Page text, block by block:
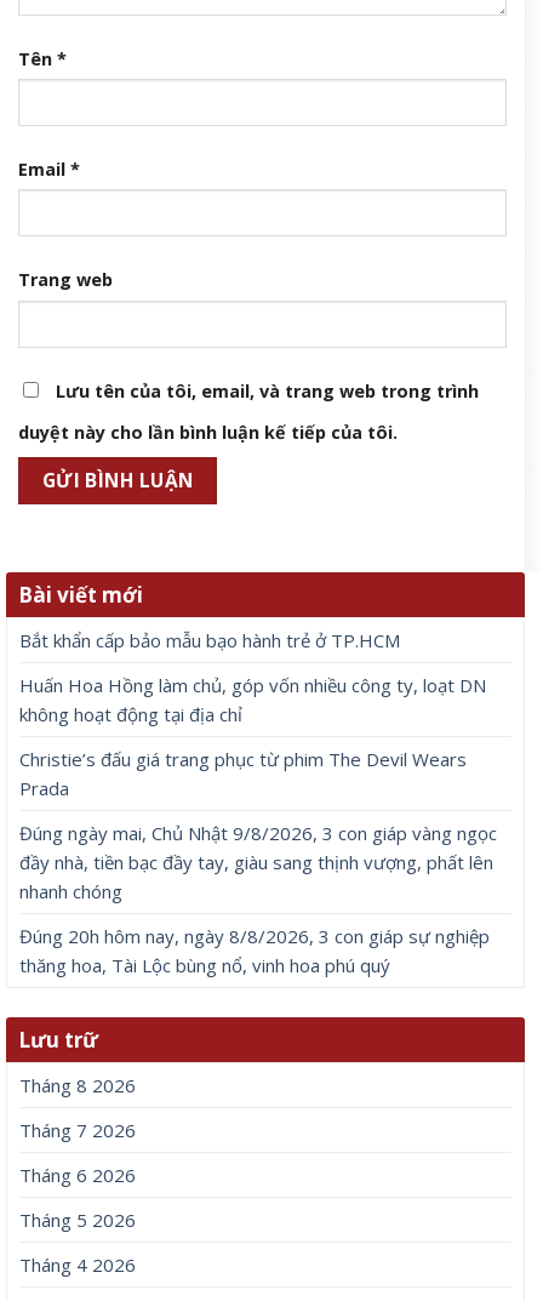
Tên *
Email *
Trang web
Lưu tên của tôi, email, và trang web trong trình
duyệt này cho lần bình luận kế tiếp của tôi.
Bài viết mới
Bắt khẩn cấp bảo mẫu bạo hành trẻ ở TP.HCM
Huấn Hoa Hồng làm chủ, góp vốn nhiều công ty, loạt DN
không hoạt động tại địa chỉ
Christie’s đấu giá trang phục từ phim The Devil Wears
Prada
Đúng ngày mai, Chủ Nhật 9/8/2026, 3 con giáp vàng ngọc
đầy nhà, tiền bạc đầy tay, giàu sang thịnh vượng, phất lên
nhanh chóng
Đúng 20h hôm nay, ngày 8/8/2026, 3 con giáp sự nghiệp
thăng hoa, Tài Lộc bùng nổ, vinh hoa phú quý
Lưu trữ
Tháng 8 2026
Tháng 7 2026
Tháng 6 2026
Tháng 5 2026
Tháng 4 2026